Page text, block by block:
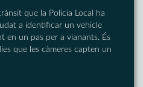
que la Policia Local ha
a identificar un vehicle
en un pas per a vianants. És
que les càmeres capten un